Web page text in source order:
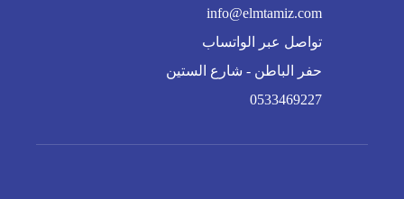
info@elmtamiz.com
تواصل عبر الواتساب
حفر الباطن - شارع الستين
0533469227